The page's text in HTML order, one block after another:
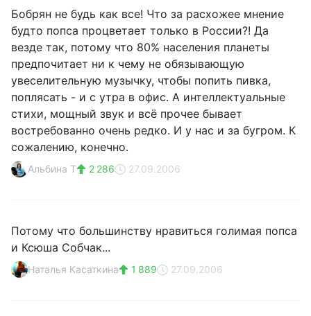
Бобрян не будь как все! Что за расхожее мнение
будто попса процветает только в России?! Да
везде так, потому что 80% населения планеты
предпочитает ни к чему не обязывающую
увеселительную музычку, чтобы попить пивка,
поплясать - и с утра в офис. А интеллектуальные
стихи, мощный звук и всё прочее бывает
востребованно очень редко. И у нас и за бугром. К
сожалению, конечно.
Альбина Т 2 286 27.09.2006
Потому что большинству нравиться голимая попса
и Ксюша Собчак...
Наталья Касаткина 1 889 27.09.2006